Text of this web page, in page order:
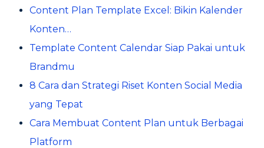
Content Plan Template Excel: Bikin Kalender
Konten…
Template Content Calendar Siap Pakai untuk
Brandmu
8 Cara dan Strategi Riset Konten Social Media
yang Tepat
Cara Membuat Content Plan untuk Berbagai
Platform